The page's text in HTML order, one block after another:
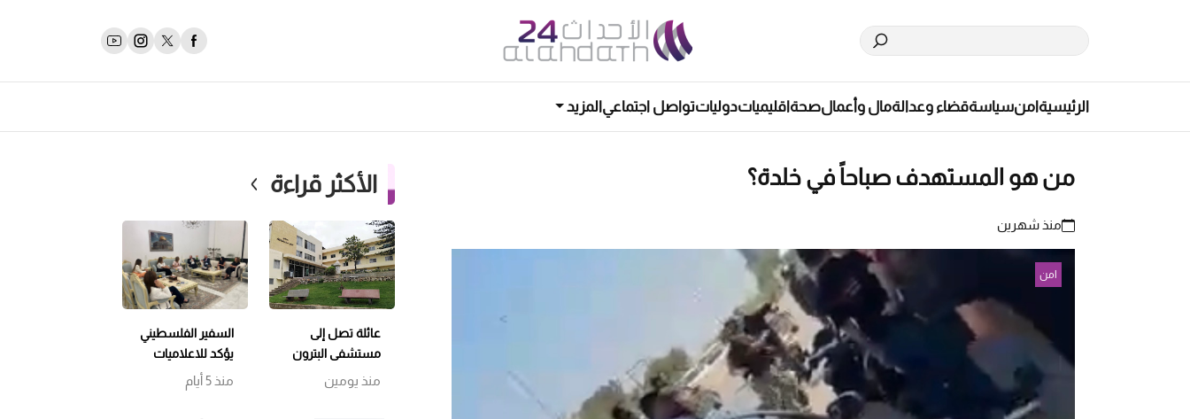
الرئيسيةامنسياسةقضاء وعدالةمال وأعمالصحةاقليمياتدولياتتواصل اجتماعيالمزيد
من هو المستهدف صباحاً في خلدة؟
منذ شهرين
امن
الأكثر قراءة
عائلة تصل إلى
مستشفى البترون
بحالة هستيرية…
منذ يومين
السفير الفلسطيني
يؤكد للاعلاميات
اللبنانيات التمسك
بسيادة لبنان
منذ 5 أيام